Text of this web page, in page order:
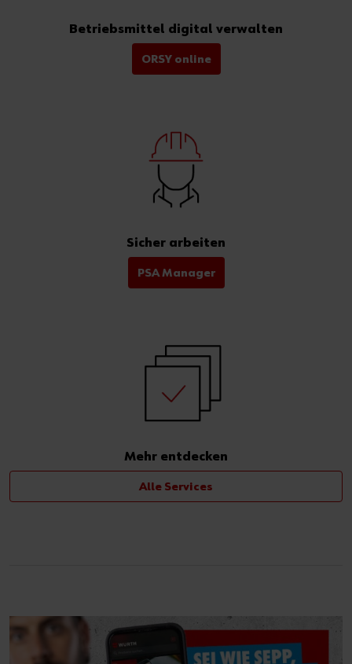
Betriebsmittel digital verwalten
ORSY online
Sicher arbeiten
PSA Manager
Mehr entdecken
Alle Services